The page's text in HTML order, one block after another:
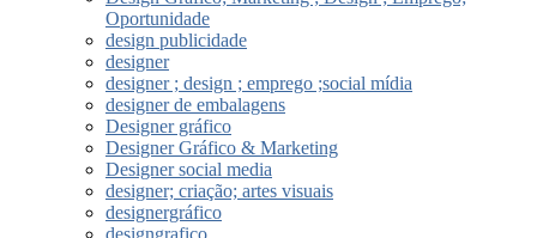
Oportunidade
design publicidade
designer
designer ; design ; emprego ;social mídia
designer de embalagens
Designer gráfico
Designer Gráfico & Marketing
Designer social media
designer; criação; artes visuais
designergráfico
designgrafico